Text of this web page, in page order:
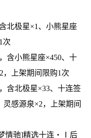
北极星×1、小熊星座
次
含小熊星座×450、十
，上架期间限购1次
含北极星×33、十连签
感源泉×2，上架期间
情驰]精选十连・Ⅰ后